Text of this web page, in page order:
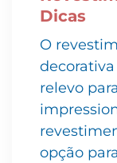
Dicas
O
relevo
opção